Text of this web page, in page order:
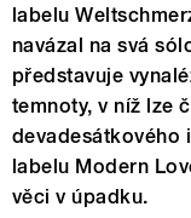
labelu
navázal na svá
představuje
temnoty, v níž lze
devadesátkového
labelu Modern
věci v úpadku.